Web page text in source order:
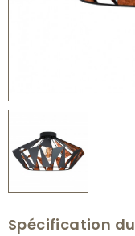
Spécification